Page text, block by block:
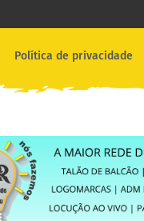
Política de privacidade